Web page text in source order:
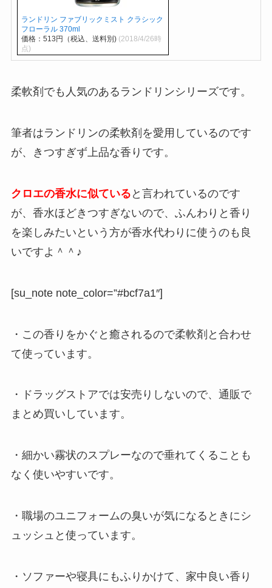
ランドリン ファブリックミスト クラシック
フローラル 370ml
価格：513円（税込、送料別) (2018/4/26時
点)
柔軟剤でも人気のあるランドリンシリーズです。
筆者はランドリンの柔軟剤を愛用しているのです
が、きつすぎず上品な香りです。
クロエの香水に似ている と言われているのです
が、香水ほどきつすぎないので、ふんわりと香り
を楽しみたいという方が香水代わりに使うのも良
いですよ＾＾♪
[su_note note_color=”#bcf7a1″]
・この香りをかぐと癒されるので柔軟剤と合わせ
て使っています。
・ドラッグストアでは安売りしないので、通販で
まとめ買いしています。
・細かい霧状のスプレーなので垂れてくることも
なく使いやすいです。
・職場のユニフォームの臭いが気になるときにシ
ュッシュと使っています。
・ソファーや寝具にもふりかけて、家中良い香り